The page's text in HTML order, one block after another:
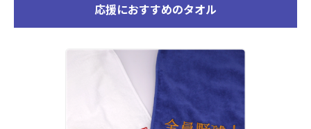
応援におすすめのタオル